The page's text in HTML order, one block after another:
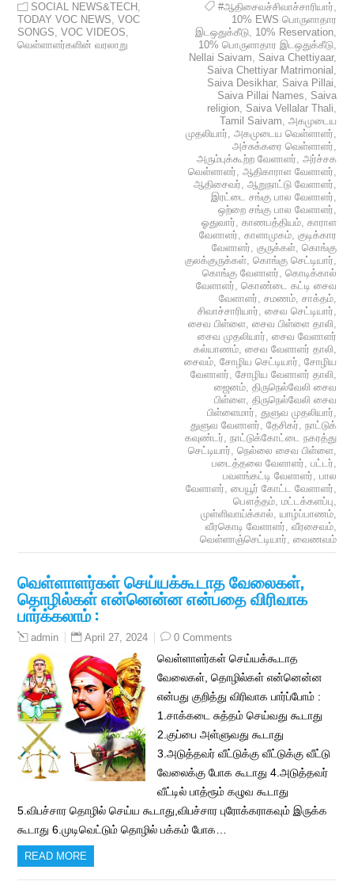
SOCIAL NEWS&TECH ,
TODAY VOC NEWS,VOC
SONGS,VOC VIDEOS,
வெள்ளாளர்களின் வரலாறு
#ஆதிசைவச்சிவாச்சாரியார்,
10% EWS பொருளாதார
இடஒதுக்கீடு, 10% Reservation,
10% பொருளாதார இடஒதுக்கீடு,
Nellai Saivam, Saiva Chettiyaar,
Saiva Chettiyar Matrimonial ,
Saiva Desikhar, Saiva Pillai,
Saiva Pillai Names, Saiva
religion, Saiva Vellalar Thali,
Tamil Saivam, அகமுடைய
முதலியார், அகமுடைய வெள்ளாளர்,
அச்சுக்கரை வெள்ளாளர்,
அரும்புக்கூற்ற வேளாளர், அர்ச்சக
வெள்ளாளர், ஆதிகாராள வேளாளர்,
ஆதிசைவர், ஆறுநாட்டு வேளாளர்,
இரட்டை சங்கு பால வேளாளர்,
ஒற்றை சங்கு பால வேளாளர்,
ஓதுவார், காணபத்தியம், காராள
வேளாளர், காளாமுகம், குடிக்கார
வேளாளர், குருக்கள், கொங்கு
குலக்குருக்கள், கொங்கு செட்டியார்,
கொங்கு வேளாளர், கொடிக்கால்
வேளாளர், கொண்டை கட்டி சைவ
வேளாளர், சமணம், சாக்தம்,
சிவாச்சாரியார், சைவ செட்டியார்,
சைவ பிள்ளை, சைவ பிள்ளை தாலி,
சைவ முதலியார், சைவ வேளாளர்
கல்யாணம், சைவ வேளாளர் தாலி,
சைவம், சோழிய செட்டியார், சோழிய
வேளாளர், சோழிய வேளாளர் தாலி,
ஜைனம், திருநெல்வேலி சைவ
பிள்ளை, திருநெல்வேலி சைவ
பிள்ளைமார், துளுவ முதலியார்,
துளுவ வேளாளர், தேசிகர், நாட்டுக்
கவுண்டர், நாட்டுக்கோட்டை நகரத்து
செட்டியார், நெல்லை சைவ பிள்ளை,
படைத்தலை வேளாளர், பட்டர்,
பவளங்கட்டி வேளாளர், பால
வேளாளர், பையூர் கோட்ட வேளாளர்,
பௌத்தம், மட்டக்களப்பு,
முள்ளிவாய்க்கால், யாழ்ப்பாணம்,
வீரகொடி வேளாளர், வீரசைவம்,
வெள்ளாஞ்செட்டியார், வைணவம்
வெள்ளாளர்கள் செய்யக்கூடாத வேலைகள்,
தொழில்கள் என்னென்ன என்பதை விரிவாக
பார்க்கலாம் :
admin April 27, 2024 0 Comments
வெள்ளாளர்கள் செய்யக்கூடாத
வேலைகள், தொழில்கள் என்னென்ன
என்பது குறித்து விரிவாக பார்ப்போம் :
1.சாக்கடை சுத்தம் செய்வது கூடாது
2.குப்பை அள்ளுவது கூடாது
3.அடுத்தவர் வீட்டுக்கு வீட்டுக்கு வீட்டு
வேலைக்கு போக கூடாது 4.அடுத்தவர்
வீட்டில் பாத்ரூம் கழுவ கூடாது
5.விபச்சார தொழில் செய்ய கூடாது,விபச்சார புரோக்கராகவும் இருக்க
கூடாது 6.முடிவெட்டும் தொழில் பக்கம் போக…
READ MORE